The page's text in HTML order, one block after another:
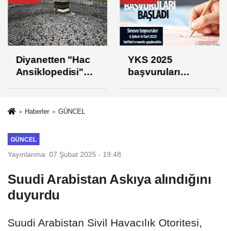
Diyanetten "Hac
Ansiklopedisi"
YKS 2025
başvuruları
Haberler GÜNCEL
GÜNCEL
Yayınlanma: 07 Şubat 2025 - 19:48
Suudi Arabistan Askıya alındığını
duyurdu
Suudi Arabistan Sivil Havacılık Otoritesi,